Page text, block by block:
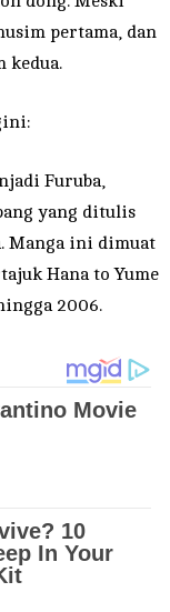
pertama, dan
kedua.
Furuba,
yang ditulis
Manga ini dimuat
Hana to Yume
2006.